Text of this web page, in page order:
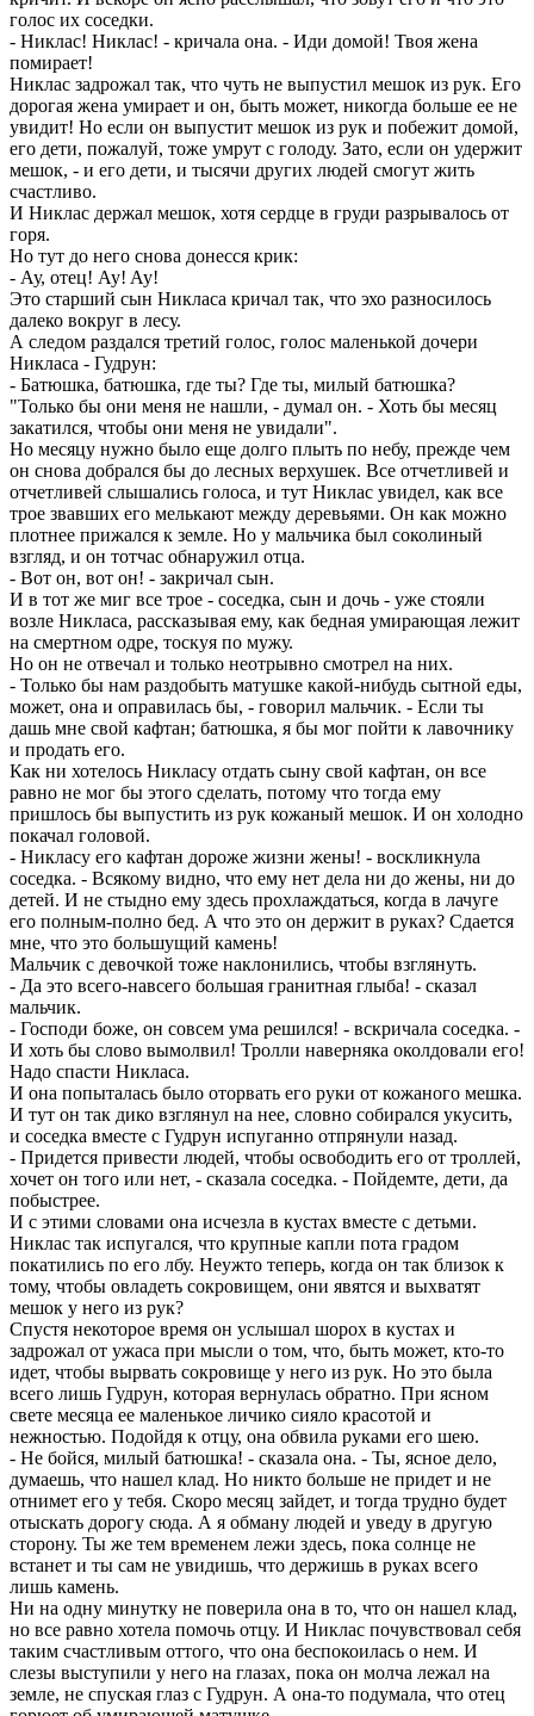
голос их соседки.
- Никлас! Никлас! - кричала она. - Иди домой! Твоя жена
помирает!
Никлас задрожал так, что чуть не выпустил мешок из рук. Его
дорогая жена умирает и он, быть может, никогда больше ее не
увидит! Но если он выпустит мешок из рук и побежит домой,
его дети, пожалуй, тоже умрут с голоду. Зато, если он удержит
мешок, - и его дети, и тысячи других людей смогут жить
счастливо.
И Никлас держал мешок, хотя сердце в груди разрывалось от
горя.
Но тут до него снова донесся крик:
- Ау, отец! Ay! Ay!
Это старший сын Никласа кричал так, что эхо разносилось
далеко вокруг в лесу.
А следом раздался третий голос, голос маленькой дочери
Никласа - Гудрун:
- Батюшка, батюшка, где ты? Где ты, милый батюшка?
"Только бы они меня не нашли, - думал он. - Хоть бы месяц
закатился, чтобы они меня не увидали".
Но месяцу нужно было еще долго плыть по небу, прежде чем
он снова добрался бы до лесных верхушек. Все отчетливей и
отчетливей слышались голоса, и тут Никлас увидел, как все
трое звавших его мелькают между деревьями. Он как можно
плотнее прижался к земле. Но у мальчика был соколиный
взгляд, и он тотчас обнаружил отца.
- Вот он, вот он! - закричал сын.
И в тот же миг все трое - соседка, сын и дочь - уже стояли
возле Никласа, рассказывая ему, как бедная умирающая лежит
на смертном одре, тоскуя по мужу.
Но он не отвечал и только неотрывно смотрел на них.
- Только бы нам раздобыть матушке какой-нибудь сытной еды,
может, она и оправилась бы, - говорил мальчик. - Если ты
дашь мне свой кафтан; батюшка, я бы мог пойти к лавочнику
и продать его.
Как ни хотелось Никласу отдать сыну свой кафтан, он все
равно не мог бы этого сделать, потому что тогда ему
пришлось бы выпустить из рук кожаный мешок. И он холодно
покачал головой.
- Никласу его кафтан дороже жизни жены! - воскликнула
соседка. - Всякому видно, что ему нет дела ни до жены, ни до
детей. И не стыдно ему здесь прохлаждаться, когда в лачуге
его полным-полно бед. А что это он держит в руках? Сдается
мне, что это большущий камень!
Мальчик с девочкой тоже наклонились, чтобы взглянуть.
- Да это всего-навсего большая гранитная глыба! - сказал
мальчик.
- Господи боже, он совсем ума решился! - вскричала соседка. -
И хоть бы слово вымолвил! Тролли наверняка околдовали его!
Надо спасти Никласа.
И она попыталась было оторвать его руки от кожаного мешка.
И тут он так дико взглянул на нее, словно собирался укусить,
и соседка вместе с Гудрун испуганно отпрянули назад.
- Придется привести людей, чтобы освободить его от троллей,
хочет он того или нет, - сказала соседка. - Пойдемте, дети, да
побыстрее.
И с этими словами она исчезла в кустах вместе с детьми.
Никлас так испугался, что крупные капли пота градом
покатились по его лбу. Неужто теперь, когда он так близок к
тому, чтобы овладеть сокровищем, они явятся и выхватят
мешок у него из рук?
Спустя некоторое время он услышал шорох в кустах и
задрожал от ужаса при мысли о том, что, быть может, кто-то
идет, чтобы вырвать сокровище у него из рук. Но это была
всего лишь Гудрун, которая вернулась обратно. При ясном
свете месяца ее маленькое личико сияло красотой и
нежностью. Подойдя к отцу, она обвила руками его шею.
- Не бойся, милый батюшка! - сказала она. - Ты, ясное дело,
думаешь, что нашел клад. Но никто больше не придет и не
отнимет его у тебя. Скоро месяц зайдет, и тогда трудно будет
отыскать дорогу сюда. А я обману людей и уведу в другую
сторону. Ты же тем временем лежи здесь, пока солнце не
встанет и ты сам не увидишь, что держишь в руках всего
лишь камень.
Ни на одну минутку не поверила она в то, что он нашел клад,
но все равно хотела помочь отцу. И Никлас почувствовал себя
таким счастливым оттого, что она беспокоилась о нем. И
слезы выступили у него на глазах, пока он молча лежал на
земле, не спуская глаз с Гудрун. А она-то подумала, что отец